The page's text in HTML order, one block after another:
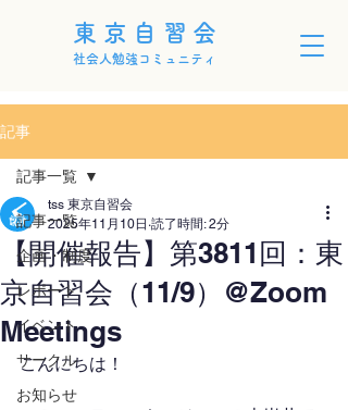
東京自習会
社会人勉強コミュニティ
記事
記事一覧
企画・制度
レポート
イベント
サークル
お知らせ
記事一覧
【開催報告】第3811回：東
京自習会（11/9）@Zoom
Meetings
tss 東京自習会
2025年11月10日 読了時間: 2分
こんにちは！